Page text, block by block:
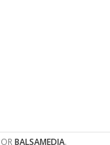
BALSAMEDIA.